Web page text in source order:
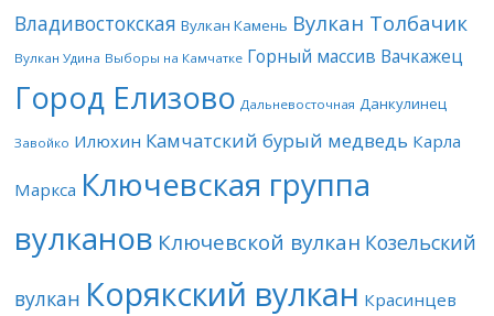
Владивостокская Вулкан Камень Вулкан Толбачик
Вулкан Удина Выборы на Камчатке Горный массив Вачкажец
Город Елизово Дальневосточная Данкулинец
Завойко Илюхин Камчатский бурый медведь Карла
Маркса Ключевская группа
вулканов Ключевской вулкан Козельский
вулкан Корякский вулкан Красинцев